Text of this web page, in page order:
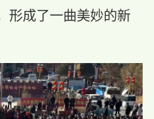
形成了一曲美妙的新